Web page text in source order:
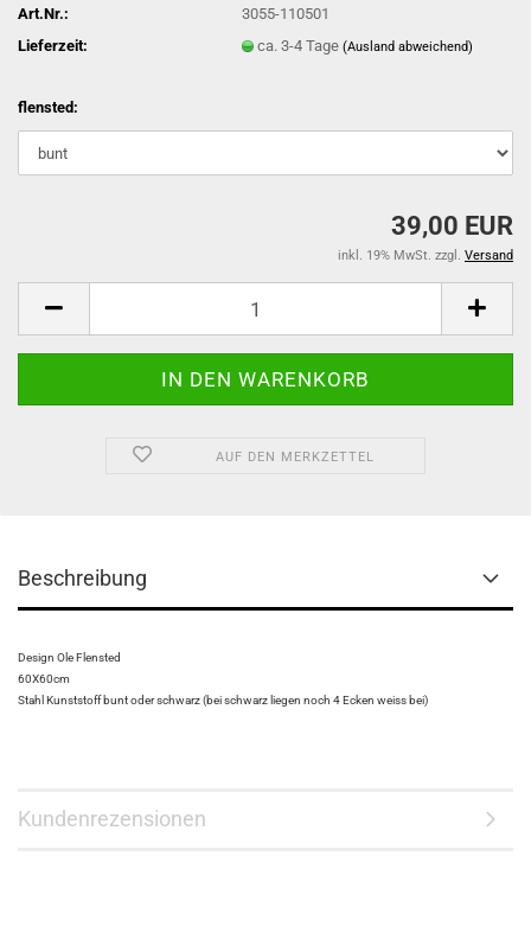
Art.Nr.:
3055-110501
Lieferzeit:
ca. 3-4 Tage(Ausland abweichend)
flensted:
39,00 EUR
inkl. 19% MwSt. zzgl. Versand
AUF DEN MERKZETTEL
Beschreibung
Design Ole Flensted
60X60cm
Stahl Kunststoff bunt oder schwarz (bei schwarz liegen noch 4 Ecken weiss bei)
Kundenrezensionen